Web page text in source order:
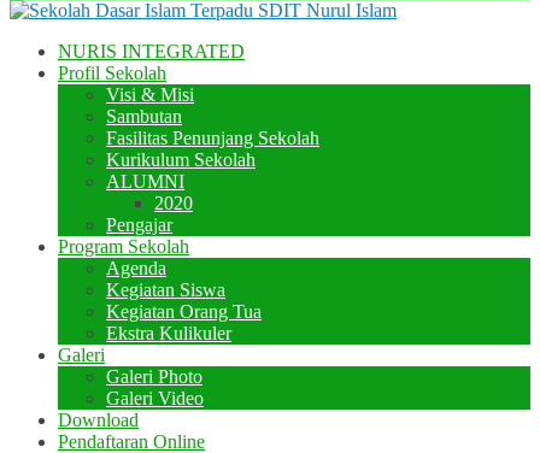
NURIS INTEGRATED
Profil Sekolah
Visi & Misi
Sambutan
Fasilitas Penunjang Sekolah
Kurikulum Sekolah
ALUMNI
2020
Pengajar
Program Sekolah
Agenda
Kegiatan Siswa
Kegiatan Orang Tua
Ekstra Kulikuler
Galeri
Galeri Photo
Galeri Video
Download
Pendaftaran Online